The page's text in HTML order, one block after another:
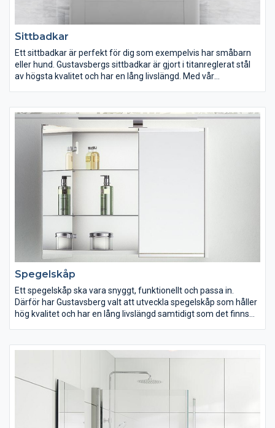
Sittbadkar
Ett sittbadkar är perfekt för dig som exempelvis har småbarn
eller hund. Gustavsbergs sittbadkar är gjort i titanreglerat stål
av högsta kvalitet och har en lång livslängd. Med vår
Spegelskåp
Ett spegelskåp ska vara snyggt, funktionellt och passa in.
Därför har Gustavsberg valt att utveckla spegelskåp som håller
hög kvalitet och har en lång livslängd samtidigt som det finns
lättare att spegla sig från olika vinklar. Du kan dessutom välja
ett spegelskåp med eluttag och flyttbara hyllplan inuti vilket
låter dig anpassa höjden på hyllorna efter dina behov.